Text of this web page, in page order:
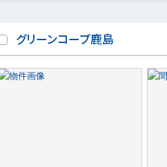
グリーンコープ鹿島